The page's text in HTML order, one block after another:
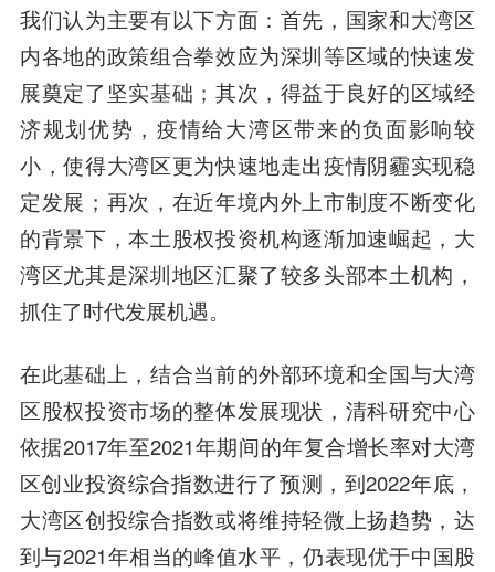
我们认为主要有以下方面：首先，国家和大湾区
内各地的政策组合拳效应为深圳等区域的快速发
展奠定了坚实基础；其次，得益于良好的区域经
济规划优势，疫情给大湾区带来的负面影响较
小，使得大湾区更为快速地走出疫情阴霾实现稳
定发展；再次，在近年境内外上市制度不断变化
的背景下，本土股权投资机构逐渐加速崛起，大
湾区尤其是深圳地区汇聚了较多头部本土机构，
抓住了时代发展机遇。
在此基础上，结合当前的外部环境和全国与大湾
区股权投资市场的整体发展现状，清科研究中心
依据2017年至2021年期间的年复合增长率对大湾
区创业投资综合指数进行了预测，到2022年底，
大湾区创投综合指数或将维持轻微上扬趋势，达
到与2021年相当的峰值水平，仍表现优于中国股